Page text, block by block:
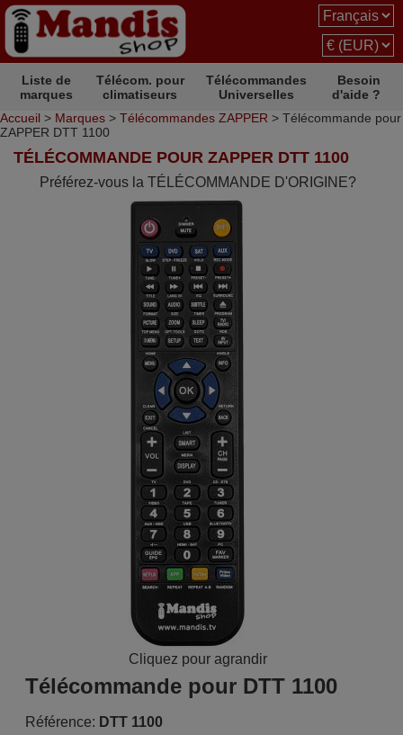
Liste de
marques
Télécom. pour
climatiseurs
Télécommandes
Universelles
Besoin
d'aide ?
Accueil > Marques > Télécommandes ZAPPER > Télécommande pour
ZAPPER DTT 1100
TÉLÉCOMMANDE POUR ZAPPER DTT 1100
Préférez-vous la TÉLÉCOMMANDE D'ORIGINE?
Cliquez pour agrandir
Télécommande pour DTT 1100
Référence: DTT 1100